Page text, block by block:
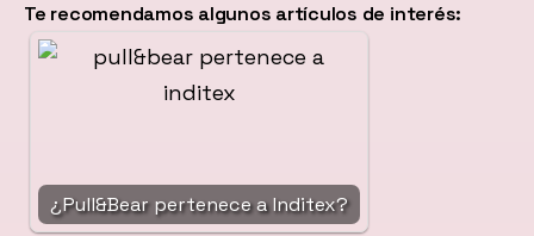
Te recomendamos algunos artículos de interés:
¿Pull&Bear pertenece a Inditex?